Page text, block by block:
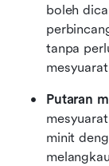
boleh
tanpa
Putaran
minit